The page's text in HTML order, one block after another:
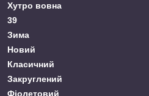
Хутро вовна
39
Зима
Новий
Класичний
Закруглений
Фіолетовий